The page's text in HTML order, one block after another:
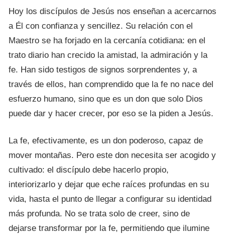
Hoy los discípulos de Jesús nos enseñan a acercarnos
a Él con confianza y sencillez. Su relación con el
Maestro se ha forjado en la cercanía cotidiana: en el
trato diario han crecido la amistad, la admiración y la
fe. Han sido testigos de signos sorprendentes y, a
través de ellos, han comprendido que la fe no nace del
esfuerzo humano, sino que es un don que solo Dios
puede dar y hacer crecer, por eso se la piden a Jesús.
La fe, efectivamente, es un don poderoso, capaz de
mover montañas. Pero este don necesita ser acogido y
cultivado: el discípulo debe hacerlo propio,
interiorizarlo y dejar que eche raíces profundas en su
vida, hasta el punto de llegar a configurar su identidad
más profunda. No se trata solo de creer, sino de
dejarse transformar por la fe, permitiendo que ilumine